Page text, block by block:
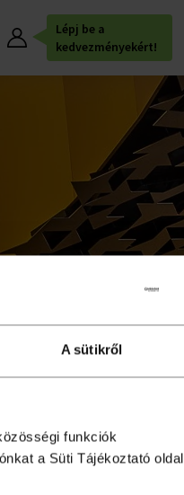
A sütikről
funkciók
a Süti Tájékoztató oldal
Lépj be a
kedvezményekért!